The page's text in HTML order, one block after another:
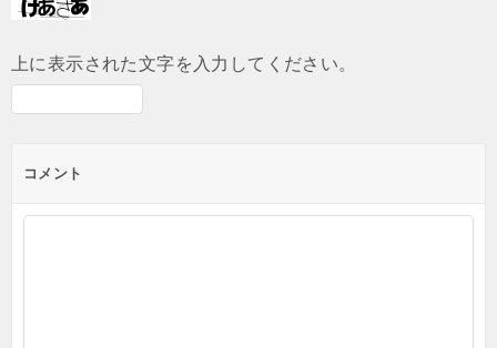
上に表示された文字を入力してください。
コメント